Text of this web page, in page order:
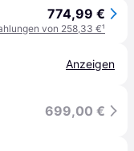
774,99 €
von 258,33 €¹
Anzeigen
699,00 €